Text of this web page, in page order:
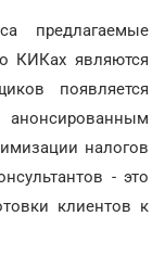
предлагаемые
КИКах являются
появляется
налогов
- это
клиентов к